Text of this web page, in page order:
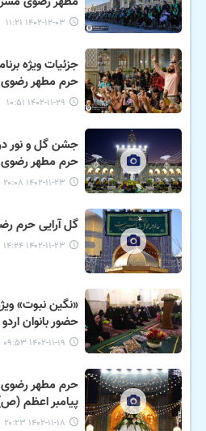
۱۴۰۲-۱۲-۰۳ ۱۱:۲۱
جزئیات ویژه
حرم مطهر رضوی
۱۴۰۲-۱۱-۲۹ ۱۰:۵۱
جشن گل و نور در
حرم مطهر رضوی
۱۴۰۲-۱۱-۲۳ ۲۰:۰۸
گل آرایی حرم
۱۴۰۲-۱۱-۲۳ ۱۴:۲۴
«نگین نبوت»
حضور بانوان
۱۴۰۲-۱۱-۱۹ ۰۹:۵۳
حرم مطهر
پیامبر اعظم
۱۴۰۲-۱۱-۱۸ ۲۰:۲۳